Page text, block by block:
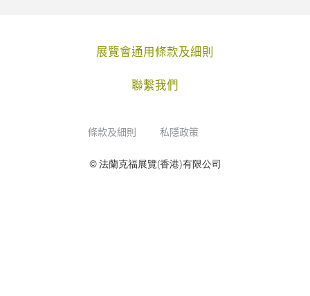
展覽會通用條款及細則
聯繫我們
條款及細則 私隱政策
© 法蘭克福展覽(香港)有限公司